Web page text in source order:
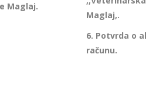
Maglaj.
Maglaj,.
6. Potvrda o
računu.